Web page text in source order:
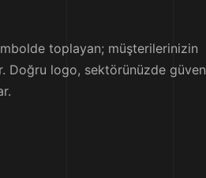
toplayan; müşterilerinizin
Doğru logo, sektörünüzde güven